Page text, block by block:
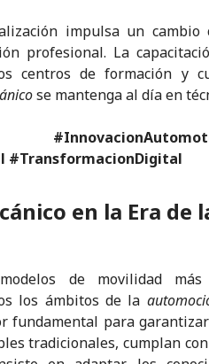
impulsa un
profesional. La
centros de formación y
se mantenga al día en
#TransformacionDigital
en la Era
de movilidad
los ámbitos de la
fundamental para
tradicionales, cumplan